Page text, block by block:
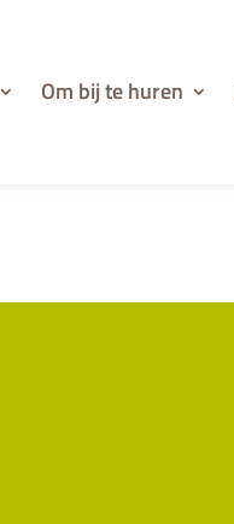
Om bij te huren